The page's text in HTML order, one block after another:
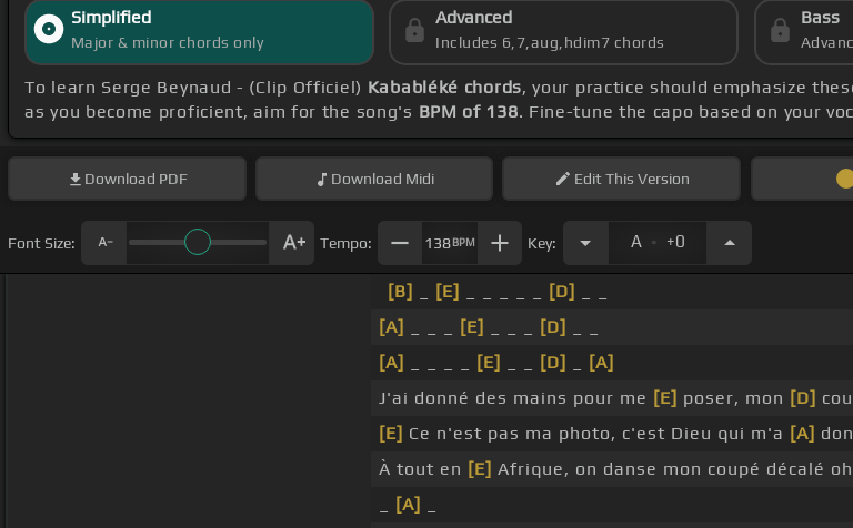
Simplified
Major & minor chords only
Advanced
Includes 6,7,aug,hdim7 chords
Bass
To learn Serge Beynaud - (Clip Officiel) Kababléké chords, your practice should emphasize
as you become proficient, aim for the song's BPM of 138. Fine-tune the capo based on your
Download PDF Download Midi EditThis Version
Font Size: Tempo: 138BPM Key: A . +0
[B] [E] [D]
[A]
[E] [D]
[A]
[E] [D]
[A]
J'ai donné des mains pour me [E] poser, mon [D]
[E] Ce n'est pas ma photo, c'est Dieu qui m'a [A]
À tout en [E] Afrique, on danse mon coupé décalé oh
[A]